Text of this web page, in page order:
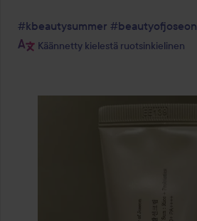
#kbeautysummer #beautyofjoseon
Käännetty kielestä ruotsinkielinen